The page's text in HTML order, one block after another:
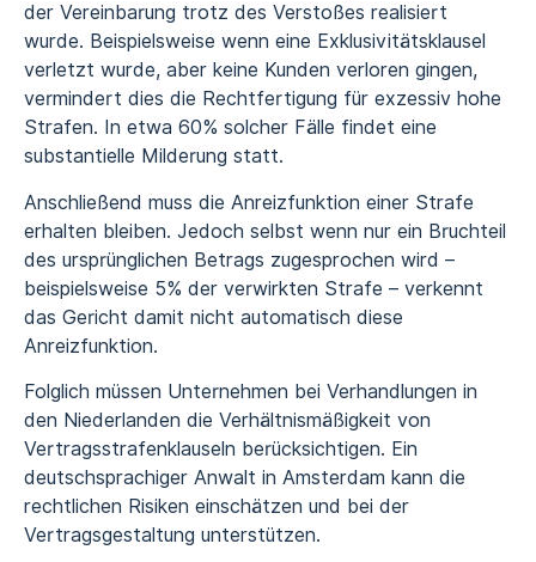
der Vereinbarung trotz des Verstoßes realisiert
wurde. Beispielsweise wenn eine Exklusivitätsklausel
verletzt wurde, aber keine Kunden verloren gingen,
vermindert dies die Rechtfertigung für exzessiv hohe
Strafen. In etwa 60% solcher Fälle findet eine
substantielle Milderung statt.
Anschließend muss die Anreizfunktion einer Strafe
erhalten bleiben. Jedoch selbst wenn nur ein Bruchteil
des ursprünglichen Betrags zugesprochen wird –
beispielsweise 5% der verwirkten Strafe – verkennt
das Gericht damit nicht automatisch diese
Anreizfunktion.
Folglich müssen Unternehmen bei Verhandlungen in
den Niederlanden die Verhältnismäßigkeit von
Vertragsstrafenklauseln berücksichtigen. Ein
deutschsprachiger Anwalt in Amsterdam kann die
rechtlichen Risiken einschätzen und bei der
Vertragsgestaltung unterstützen.